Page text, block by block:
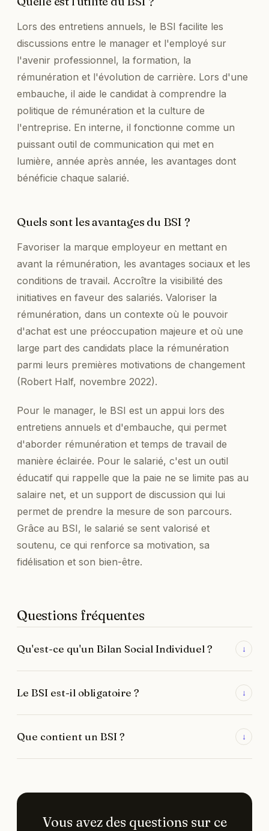
Lors des entretiens annuels, le BSI facilite les
discussions entre le manager et l'employé sur
l'avenir professionnel, la formation, la
rémunération et l'évolution de carrière. Lors d'une
embauche, il aide le candidat à comprendre la
politique de rémunération et la culture de
l'entreprise. En interne, il fonctionne comme un
puissant outil de communication qui met en
lumière, année après année, les avantages dont
bénéficie chaque salarié.
Quels sont les avantages du BSI ?
Favoriser la marque employeur en mettant en
avant la rémunération, les avantages sociaux et les
conditions de travail. Accroître la visibilité des
initiatives en faveur des salariés. Valoriser la
rémunération, dans un contexte où le pouvoir
d'achat est une préoccupation majeure et où une
large part des candidats place la rémunération
parmi leurs premières motivations de changement
(Robert Half, novembre 2022).
Pour le manager, le BSI est un appui lors des
entretiens annuels et d'embauche, qui permet
d'aborder rémunération et temps de travail de
manière éclairée. Pour le salarié, c'est un outil
éducatif qui rappelle que la paie ne se limite pas au
salaire net, et un support de discussion qui lui
permet de prendre la mesure de son parcours.
Grâce au BSI, le salarié se sent valorisé et
soutenu, ce qui renforce sa motivation, sa
fidélisation et son bien-être.
Questions fréquentes
Qu'est-ce qu'un Bilan Social Individuel ? ↓
rémunération globale et les avantages d'un salarié,
Le BSI est-il obligatoire ? ↓
place pour valoriser leur politique de rémunération
Que contient un BSI ? ↓
nature, la formation et les dispositifs de qualité de
vie au travail.
Vous avez des questions sur ce